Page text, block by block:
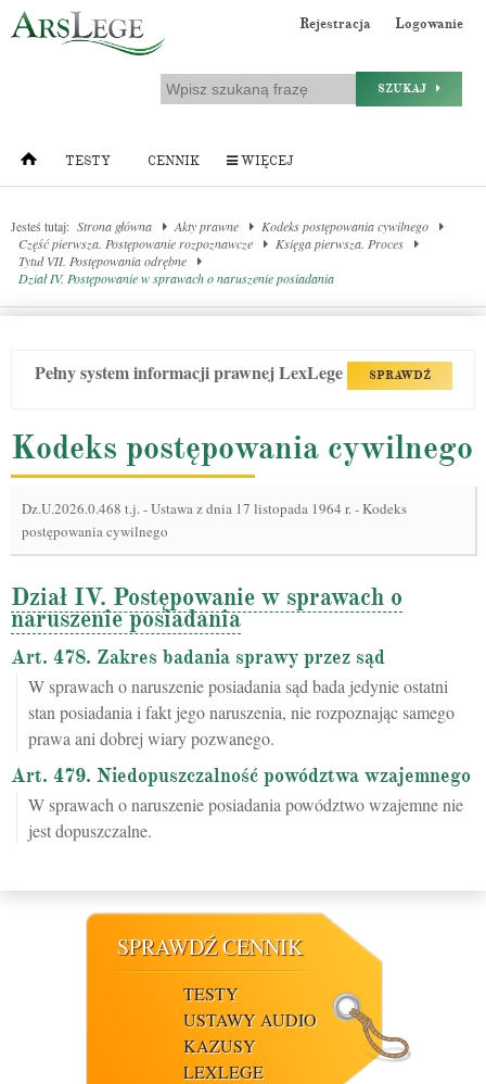
Rejestracja Logowanie
SZUKAJ
TESTY CENNIK WIĘCEJ
Jesteś tutaj: Strona główna Akty prawne
Kodeks postępowania cywilnego
Część pierwsza. Postępowanie rozpoznawcze
Księga pierwsza. Proces
Tytuł VII. Postępowania odrębne
Dział IV. Postępowanie w sprawach o naruszenie posiadania
Pełny system informacji prawnej LexLege SPRAWDŹ
Kodeks postępowania cywilnego
Dz.U.2026.0.468 t.j.-Ustawa z dnia 17 listopada 1964 r. - Kodeks
postępowania cywilnego
Dział IV. Postępowanie w sprawach o
naruszenie posiadania
Art. 478. Zakres badania sprawy przez sąd
W sprawach o naruszenie posiadania sąd bada jedynie ostatni
stan posiadania i fakt jego naruszenia, nie rozpoznając samego
prawa ani dobrej wiary pozwanego.
Art. 479. Niedopuszczalność powództwa wzajemnego
W sprawach o naruszenie posiadania powództwo wzajemne nie
jest dopuszczalne.
SPRAWDŹ CENNIK
TESTY
USTAWY AUDIO
KAZUSY
LEXLEGE